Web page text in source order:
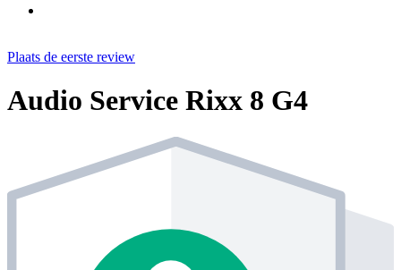
Plaats de eerste review
Audio Service Rixx 8 G4